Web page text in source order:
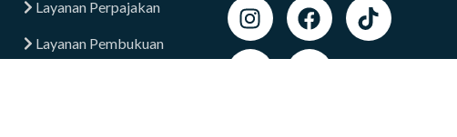
Layanan Perpajakan
Layanan Pembukuan